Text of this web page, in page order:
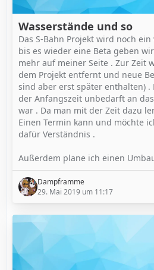
Wasserstände und so
Das S-Bahn Projekt wird noch
bis es wieder eine Beta geben
mehr auf meiner Seite . Zur Zeit
dem Projekt entfernt und neue
sind aber erst später enthalten) .
der Anfangszeit unbedarft an
war . Da man mit der Zeit dazu
Einen Termin kann und möchte
dafür Verständnis .
Außerdem plane ich einen
Dampframme
29. Mai 2019 um 11:17